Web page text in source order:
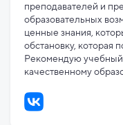
преподавателей и
образовательных
ценные знания,
обстановку, которая
Рекомендую учебный
качественному